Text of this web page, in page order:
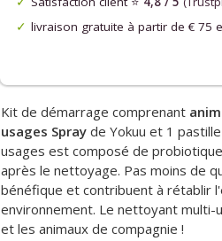
livraison gratuite à partir de € 75
Kit de démarrage comprenant
usages Spray de Yokuu et 1
usages est composé de
après le nettoyage. Pas moins de
bénéfique et contribuent à rétablir
environnement. Le nettoyant multi-
et les animaux de compagnie !